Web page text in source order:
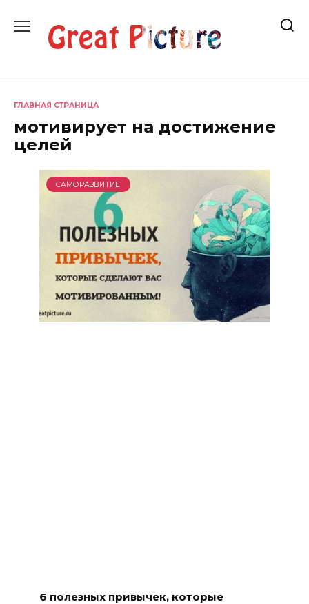
содержанию
ГЛАВНАЯ СТРАНИЦА
мотивирует на достижение
целей
САМОРАЗВИТИЕ
6 полезных привычек, которые